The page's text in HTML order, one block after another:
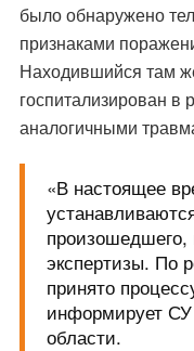
было обнаружено
признаками
Находившийся там
госпитализирован в
аналогичными
«В настоящее
экспертизы. По
принято
информирует
области.